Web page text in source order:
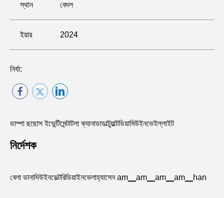
স্থান বেদল
ইয়ার 2024
নির্যা:
ডাম্পা ছছোস ইভেন্টিমেন্টাটলা ক্যানাডাডাল্টুয়াল্টডিয়ামিউইনভেইল্লাইট
নির্দেশক
বেলা ডানাদিউইনভেল্টরিডিয়াইনভেলাহ্যাসেন am▁am▁am▁am▁han